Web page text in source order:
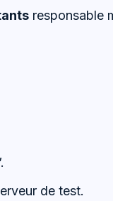
responsable
de test.